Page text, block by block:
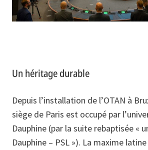
Un héritage durable
Depuis l’installation de l’OTAN à
siège de Paris est occupé par
Dauphine (par la suite rebaptisée «
Dauphine – PSL »). La maxime